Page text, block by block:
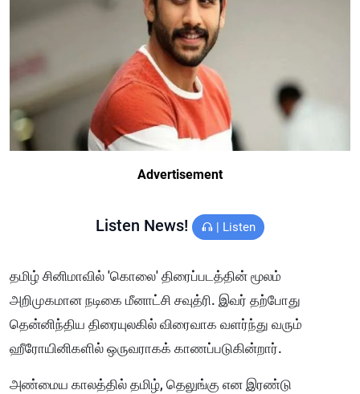
Advertisement
Listen News! | Listen
தமிழ் சினிமாவில் 'கொலை' திரைப்படத்தின் மூலம்
அறிமுகமான நடிகை மீனாட்சி சவுத்ரி. இவர் தற்போது
தென்னிந்திய திரையுலகில் விரைவாக வளர்ந்து வரும்
ஹீரோயினிகளில் ஒருவராகக் காணப்படுகின்றார்.
அண்மைய காலத்தில் தமிழ், தெலுங்கு என இரண்டு